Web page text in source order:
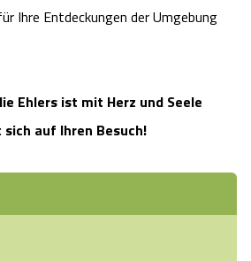
Ihre Entdeckungen der Umgebung
Ehlers ist mit Herz und Seele
auf Ihren Besuch!